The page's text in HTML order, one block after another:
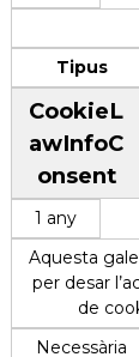
Tipus
CookieL
awInfoC
onsent
1 any
Aquesta
per desar
de
Necessària